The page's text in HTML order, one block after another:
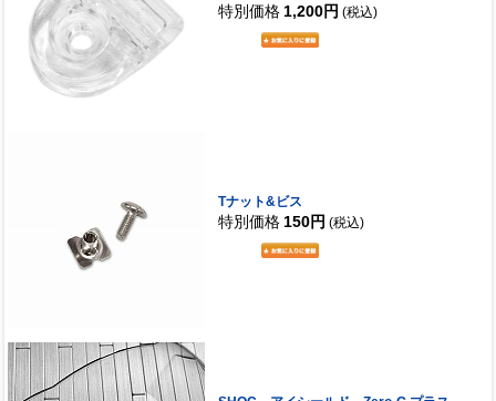
特別価格 1,200円 (税込)
Tナット&ビス
特別価格 150円 (税込)